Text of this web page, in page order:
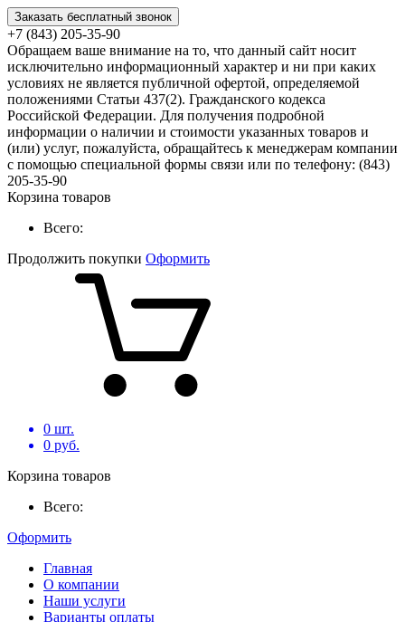
Заказать бесплатный звонок
+7 (843) 205-35-90
Обращаем ваше внимание на то, что данный сайт носит
исключительно информационный характер и ни при каких
условиях не является публичной офертой, определяемой
положениями Статьи 437(2). Гражданского кодекса
Российской Федерации. Для получения подробной
информации о наличии и стоимости указанных товаров и
(или) услуг, пожалуйста, обращайтесь к менеджерам компании
с помощью специальной формы связи или по телефону: (843)
205-35-90
Корзина товаров
Всего:
Продолжить покупки Оформить
0 шт.
0 руб.
Корзина товаров
Всего:
Оформить
Главная
О компании
Наши услуги
Варианты оплаты